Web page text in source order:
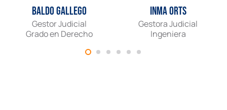
Baldo Gallego
Gestor Judicial
Grado en Derecho
Inma Orts
Gestora Judicial
Ingeniera